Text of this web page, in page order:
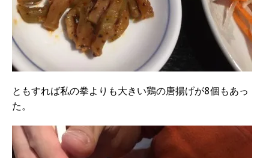
ともすれば私の拳よりも大きい鶏の唐揚げが8個もあっ
た。